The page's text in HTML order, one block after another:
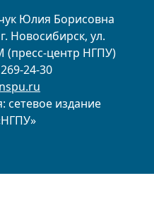
Юлия Борисовна
Новосибирск, ул.
(пресс-центр НГПУ)
24-30
сетевое издание